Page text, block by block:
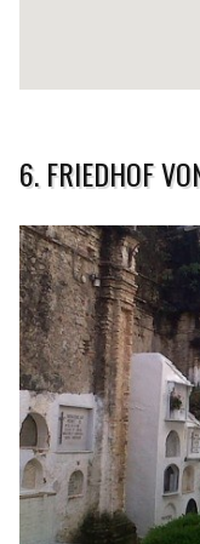
6. FRIEDHOF